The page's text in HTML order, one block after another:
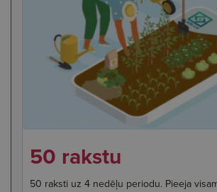
50 rakstu
50 raksti uz 4 nedēļu periodu. Pieeja